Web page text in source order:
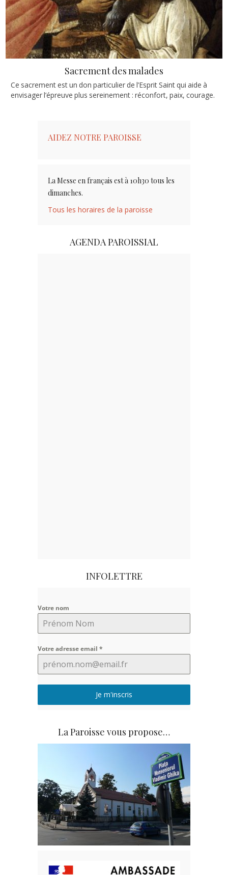
Sacrement des malades
Ce sacrement est un don particulier de l’Esprit Saint qui aide à
envisager l’épreuve plus sereinement : réconfort, paix, courage.
AIDEZ NOTRE PAROISSE
La Messe en français est à 10h30 tous les
dimanches.
Tous les horaires de la paroisse
AGENDA PAROISSIAL
INFOLETTRE
Votre nom
Votre adresse email *
Je m'inscris
La Paroisse vous propose…